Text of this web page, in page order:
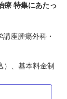
療 特集にあたっ
座腫瘍外科・
）、基本料金制